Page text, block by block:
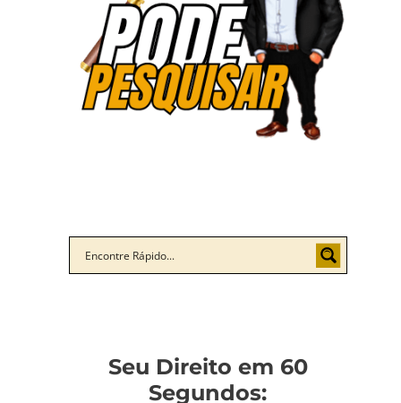
Seu Direito em 60
Segundos: